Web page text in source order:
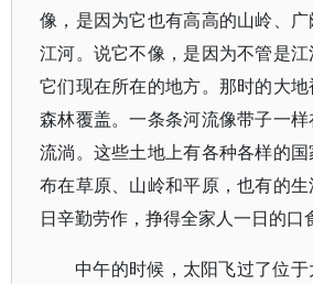
像，是因为它也有高高的山岭、
江河。说它不像，是因为不管是
它们现在所在的地方。那时的大
森林覆盖。一条条河流像带子一
流淌。这些土地上有各种各样的
布在草原、山岭和平原，也有的
日辛勤劳作，挣得全家人一日的口
中午的时候，太阳飞过了位